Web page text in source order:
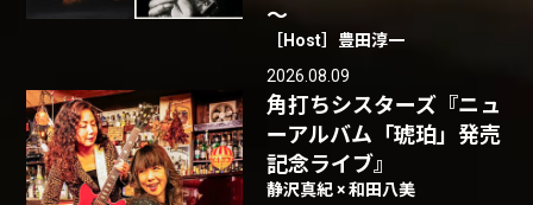
～
［Host］豊田淳一
2026.08.09
角打ちシスターズ『ニュ
ーアルバム「琥珀」発売
記念ライブ』
静沢真紀 × 和田八美